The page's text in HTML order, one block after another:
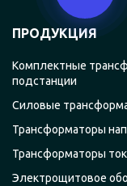
ПРОДУКЦИЯ
Комплектные
подстанции
Силовые
Трансформаторы
Трансформаторы
Электрощитовое